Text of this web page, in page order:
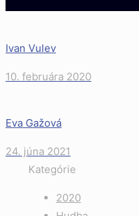
Ivan Vulev
10. februára 2020
Eva Gažová
24. júna 2021
Kategórie
2020